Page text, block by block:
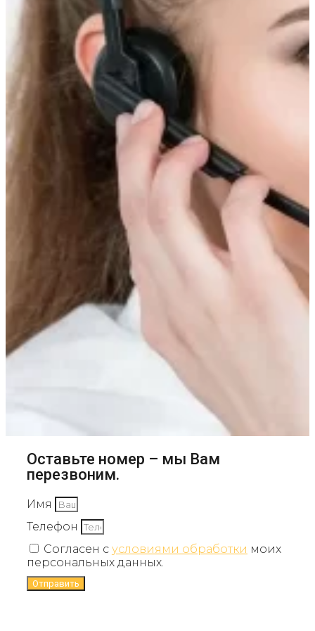
Оставьте номер – мы Вам
перезвоним.
Имя
Телефон
Согласен с условиями обработки моих
персональных данных.
Отправить